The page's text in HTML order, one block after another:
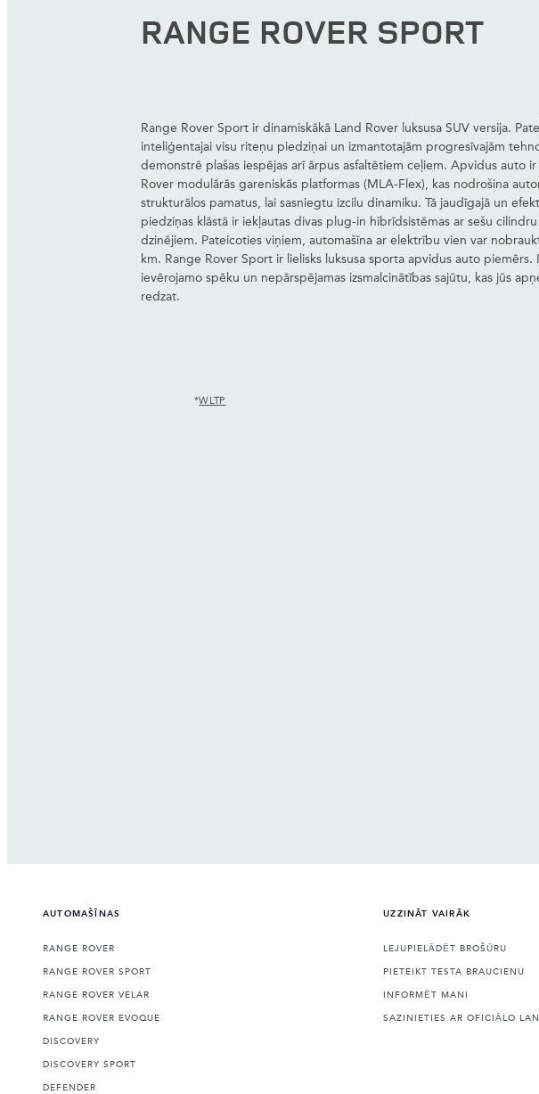
RANGE ROVER SPORT
Range Rover Sport ir dinamiskākā Land Rover luksusa SUV versija.
inteliģentajai visu riteņu piedziņai un izmantotajām progresīvajām
demonstrē plašas iespējas arī ārpus asfaltētiem ceļiem. Apvidus auto ir
Rover modulārās gareniskās platformas (MLA-Flex), kas nodrošina
strukturālos pamatus, lai sasniegtu izcilu dinamiku. Tā jaudīgajā un
piedziņas klāstā ir iekļautas divas plug-in hibrīdsistēmas ar sešu
dzinējiem. Pateicoties viņiem, automašīna ar elektrību vien var
km. Range Rover Sport ir lielisks luksusa sporta apvidus auto piemērs.
ievērojamo spēku un nepārspējamas izsmalcinātības sajūtu, kas jūs
redzat.
*WLTP
AUTOMAŠĪNAS
RANGE ROVER
RANGE ROVER SPORT
RANGE ROVER VELAR
RANGE ROVER EVOQUE
DISCOVERY
DISCOVERY SPORT
DEFENDER
UZZINĀT VAIRĀK
LEJUPIELĀDĒT BROŠŪRU
PIETEIKT TESTA BRAUCIENU
INFORMĒT MANI
SAZINIETIES AR OFICIĀLO